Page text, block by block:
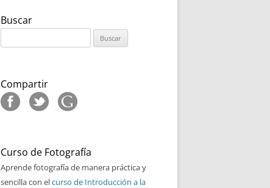
Buscar
Compartir
Curso de Fotografía
Aprende fotografía de manera práctica y
sencilla con elcurso de Introducción a la